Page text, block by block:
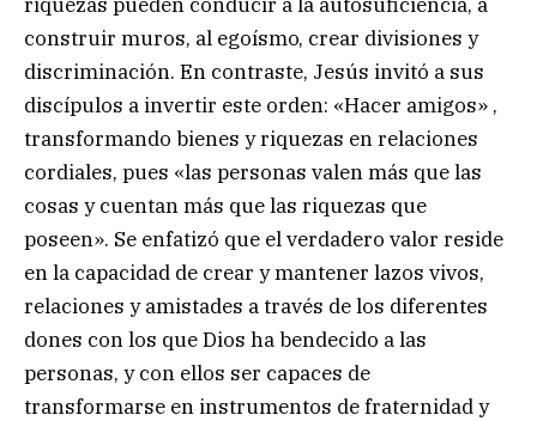
construir muros, al egoísmo, crear divisiones y
discriminación. En contraste, Jesús invitó a sus
discípulos a invertir este orden: «Hacer amigos» ,
transformando bienes y riquezas en relaciones
cordiales, pues «las personas valen más que las
cosas y cuentan más que las riquezas que
poseen». Se enfatizó que el verdadero valor reside
en la capacidad de crear y mantener lazos vivos,
relaciones y amistades a través de los diferentes
dones con los que Dios ha bendecido a las
personas, y con ellos ser capaces de
transformarse en instrumentos de fraternidad y